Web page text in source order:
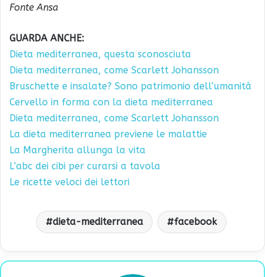
Fonte Ansa
GUARDA ANCHE:
Dieta mediterranea, questa sconosciuta
Dieta mediterranea, come Scarlett Johansson
Bruschette e insalate? Sono patrimonio dell’umanità
Cervello in forma con la dieta mediterranea
Dieta mediterranea, come Scarlett Johansson
La dieta mediterranea previene le malattie
La Margherita allunga la vita
L’abc dei cibi per curarsi a tavola
Le ricette veloci dei lettori
dieta-mediterranea facebook